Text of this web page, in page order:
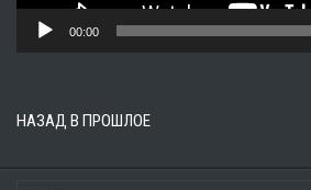
00:00
НАЗАД В ПРОШЛОЕ